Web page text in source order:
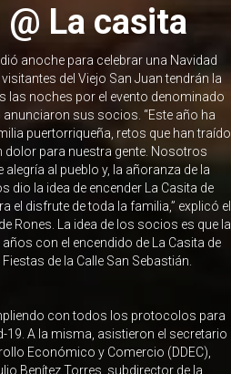
La casita
anoche para celebrar una Navidad
del Viejo San Juan tendrán la
las noches por el evento denominado
sus socios. “Este año ha
puertorriqueña, retos que han traído
dolor para nuestra gente. Nosotros
al pueblo y, la añoranza de la
dio la idea de encender La Casita de
el disfrute de toda la familia,” explicó el
Rones. La idea de los socios es que la
con el encendido de La Casita de
de la Calle San Sebastián.
con todos los protocolos para
19. A la misma, asistieron el secretario
Económico y Comercio (DDEC),
Benítez Torres, subdirector de la